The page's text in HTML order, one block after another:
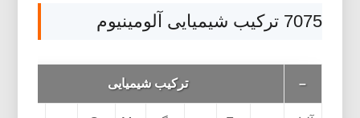
7075 ترکیب شیمیایی آلومینیوم
– ترکیب شیمیایی